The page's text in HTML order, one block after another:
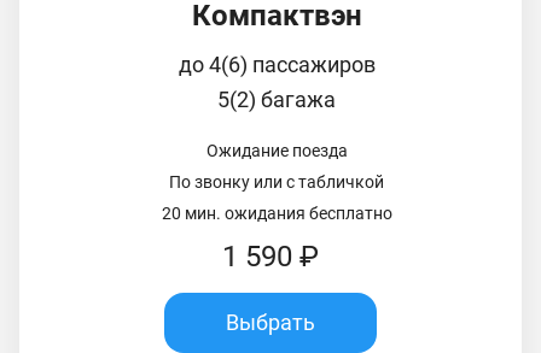
Компактвэн
до 4(6) пассажиров
5(2) багажа
Ожидание поезда
По звонку или с табличкой
20 мин. ожидания бесплатно
1 590 ₽
Выбрать